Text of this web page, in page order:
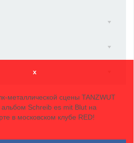
x
металлической сцены TANZWUT
Schreib es mit Blut на
в московском клубе RED!